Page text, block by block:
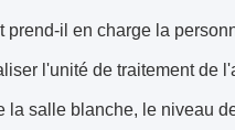
prend-il en charge la
l'unité de traitement de
salle blanche, le niveau